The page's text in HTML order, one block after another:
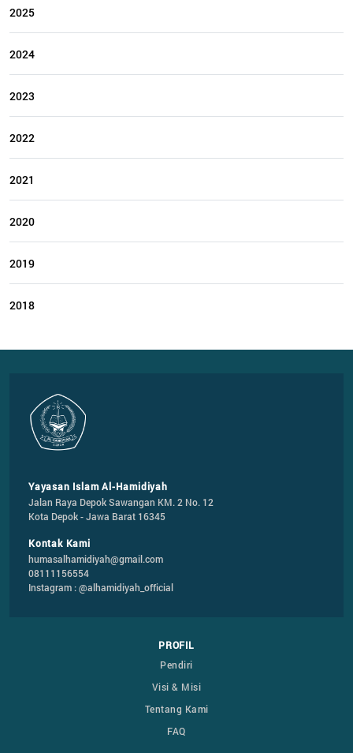
2025
2024
2023
2022
2021
2020
2019
2018
Yayasan Islam Al-Hamidiyah
Jalan Raya Depok Sawangan KM. 2 No. 12
Kota Depok - Jawa Barat 16345
Kontak Kami
humasalhamidiyah@gmail.com
08111156554
Instagram : @alhamidiyah_official
PROFIL
Pendiri
Visi & Misi
Tentang Kami
FAQ